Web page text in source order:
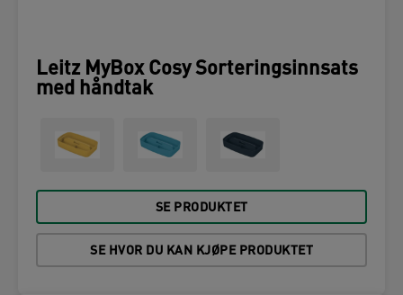
Leitz MyBox Cosy Sorteringsinnsats
med håndtak
SE PRODUKTET
SE HVOR DU KAN KJØPE PRODUKTET